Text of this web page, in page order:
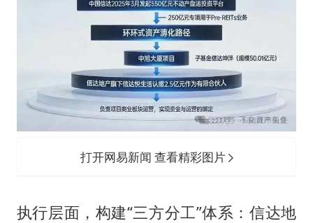
打开网易新闻 查看精彩图片
执行层面，构建“三方分工”体系：信达地